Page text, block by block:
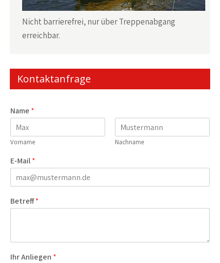
Nicht barrierefrei, nur über Treppenabgang
erreichbar.
Kontaktanfrage
Name *
Vorname Nachname
E-Mail*
Betreff*
Ihr Anliegen *